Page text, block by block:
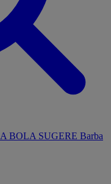
A BOLA SUGERE Barba